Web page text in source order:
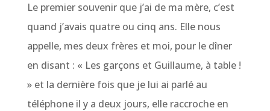
Le premier souvenir que j’ai de ma mère, c’est
quand j’avais quatre ou cinq ans. Elle nous
appelle, mes deux frères et moi, pour le dîner
en disant : « Les garçons et Guillaume, à table !
» et la dernière fois que je lui ai parlé au
téléphone il y a deux jours, elle raccroche en